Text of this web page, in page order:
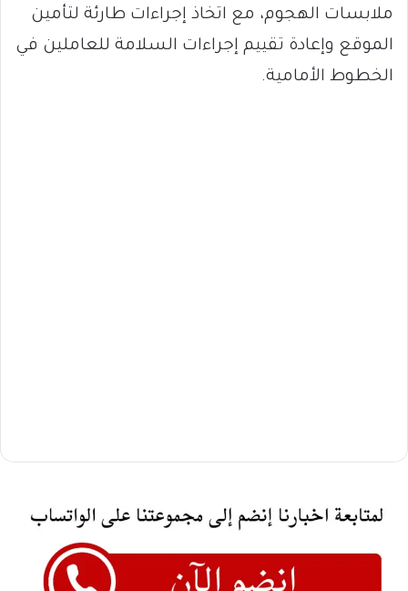
ملابسات الهجوم، مع اتخاذ إجراءات طارئة لتأمين
الموقع وإعادة تقييم إجراءات السلامة للعاملين في
الخطوط الأمامية.